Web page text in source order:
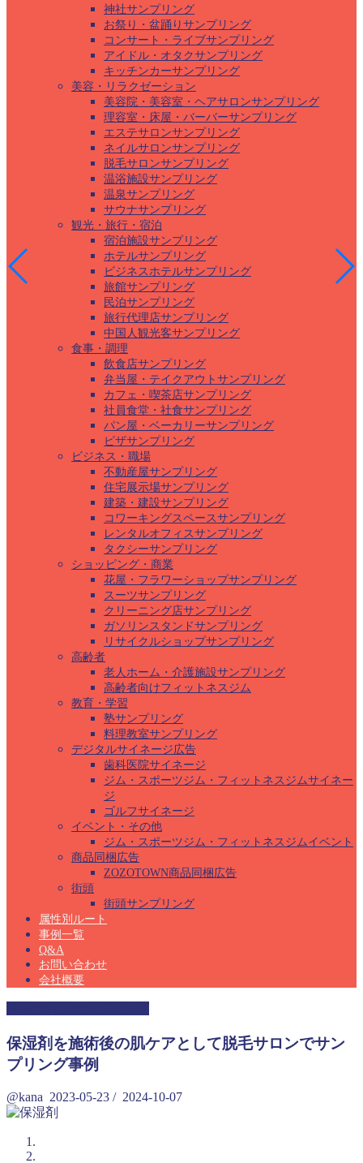
神社サンプリング
お祭り・盆踊りサンプリング
コンサート・ライブサンプリング
アイドル・オタクサンプリング
キッチンカーサンプリング
美容・リラクゼーション
美容院・美容室・ヘアサロンサンプリング
理容室・床屋・バーバーサンプリング
エステサロンサンプリング
ネイルサロンサンプリング
脱毛サロンサンプリング
温浴施設サンプリング
温泉サンプリング
サウナサンプリング
観光・旅行・宿泊
宿泊施設サンプリング
ホテルサンプリング
ビジネスホテルサンプリング
旅館サンプリング
民泊サンプリング
旅行代理店サンプリング
中国人観光客サンプリング
食事・調理
飲食店サンプリング
弁当屋・テイクアウトサンプリング
カフェ・喫茶店サンプリング
社員食堂・社食サンプリング
パン屋・ベーカリーサンプリング
ピザサンプリング
ビジネス・職場
不動産屋サンプリング
住宅展示場サンプリング
建築・建設サンプリング
コワーキングスペースサンプリング
レンタルオフィスサンプリング
タクシーサンプリング
ショッピング・商業
花屋・フラワーショップサンプリング
スーツサンプリング
クリーニング店サンプリング
ガソリンスタンドサンプリング
リサイクルショップサンプリング
高齢者
老人ホーム・介護施設サンプリング
高齢者向けフィットネスジム
教育・学習
塾サンプリング
料理教室サンプリング
デジタルサイネージ広告
歯科医院サイネージ
ジム・スポーツジム・フィットネスジムサイネー
ジ
ゴルフサイネージ
イベント・その他
ジム・スポーツジム・フィットネスジムイベント
商品同梱広告
ZOZOTOWN商品同梱広告
街頭
街頭サンプリング
属性別ルート
事例一覧
Q&A
お問い合わせ
会社概要
保湿剤を施術後の肌ケアとして脱毛サロンでサン
プリング事例
@kana 2023-05-23 / 2024-10-07